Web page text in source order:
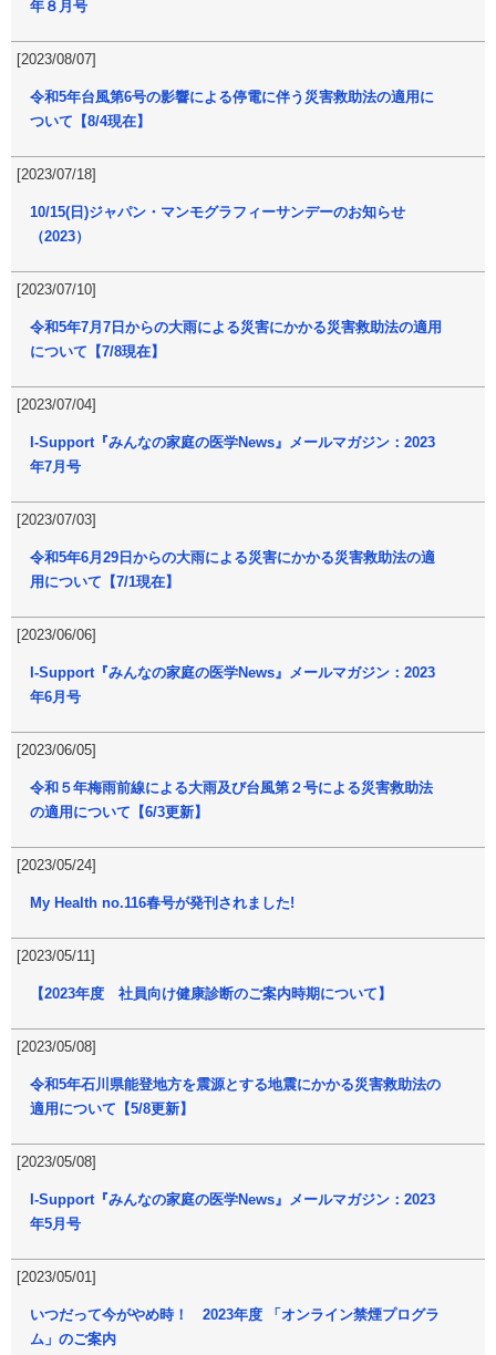
年８月号
[2023/08/07]
令和5年台風第6号の影響による停電に伴う災害救助法の適用に
ついて【8/4現在】
[2023/07/18]
10/15(日)ジャパン・マンモグラフィーサンデーのお知らせ
（2023）
[2023/07/10]
令和5年7月7日からの大雨による災害にかかる災害救助法の適用
について【7/8現在】
[2023/07/04]
I-Support『みんなの家庭の医学News』メールマガジン：2023
年7月号
[2023/07/03]
令和5年6月29日からの大雨による災害にかかる災害救助法の適
用について【7/1現在】
[2023/06/06]
I-Support『みんなの家庭の医学News』メールマガジン：2023
年6月号
[2023/06/05]
令和５年梅雨前線による大雨及び台風第２号による災害救助法
の適用について【6/3更新】
[2023/05/24]
My Health no.116春号が発刊されました!
[2023/05/11]
【2023年度 社員向け健康診断のご案内時期について】
[2023/05/08]
令和5年石川県能登地方を震源とする地震にかかる災害救助法の
適用について【5/8更新】
[2023/05/08]
I-Support『みんなの家庭の医学News』メールマガジン：2023
年5月号
[2023/05/01]
いつだって今がやめ時！ 2023年度 「オンライン禁煙プログラ
ム」のご案内